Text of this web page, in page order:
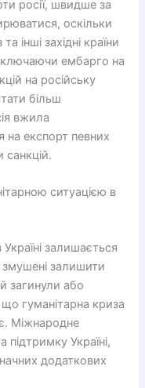
росії, швидше за
оскільки
інші західні країни
ембарго на
на російську
більш
вжила
на експорт певних
ситуацією в
Україні залишається
залишити
загинули або
гуманітарна криза
Міжнародне
Україні,
додаткових